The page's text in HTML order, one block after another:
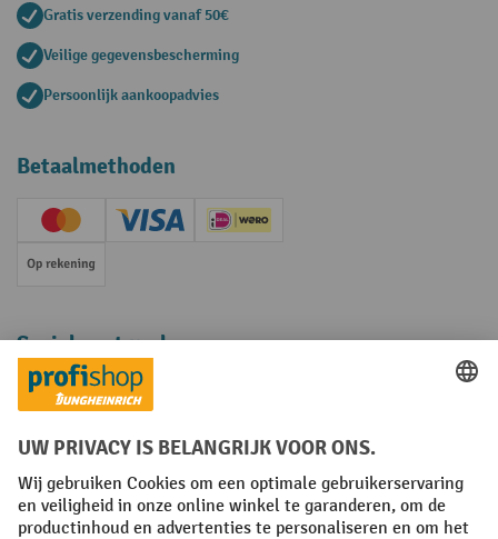
Gratis verzending vanaf 50€
Veilige gegevensbescherming
Persoonlijk aankoopadvies
Betaalmethoden
Creditcard (Master)Creditcard (Visa)iDEAL | Wero
Op rekening
Sociale netwerken
Facebook
YouTube
LinkedInInstagram
Algemene leveringsvoorwaarden Copyright